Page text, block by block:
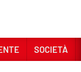
SOCIETÀ